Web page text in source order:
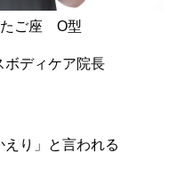
たご座 O型
ボディケア院長
り」と言われる